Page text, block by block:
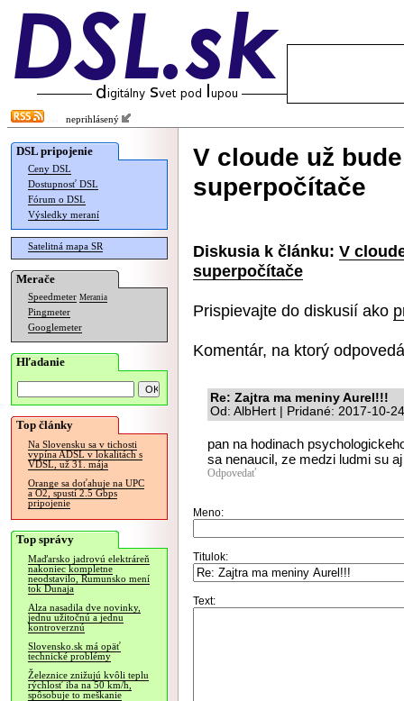
neprihlásený
DSL pripojenie
Ceny DSL
Dostupnosť DSL
Fórum o DSL
Výsledky meraní
Satelitná mapa SR
Merače
Speedmeter Merania
Pingmeter
Googlemeter
Hľadanie
Top články
Na Slovensku sa v tichosti
vypína ADSL v lokalitách s
VDSL, už 31. mája
Orange sa doťahuje na UPC
a O2, spustí 2.5 Gbps
pripojenie
Top správy
Maďarsko jadrovú elektráreň
nakoniec kompletne
neodstavilo, Rumunsko mení
tok Dunaja
Alza nasadila dve novinky,
jednu užitočnú a jednu
kontroverznú
Slovensko.sk má opäť
technické problémy
Železnice znižujú kvôli teplu
rýchlosť iba na 50 km/h,
spôsobuje to meškanie
V cloude už
superpočítače
Diskusia k článku: V
superpočítače
Prispievajte do diskusií ako
Komentár, na ktorý
Re: Zajtra ma meniny Aurel!!!
Od: AlbHert | Pridané: 2017-10-
pan na hodinach
sa nenaucil, ze medzi ludmi su
Odpovedať
Meno:
Titulok:
Text: